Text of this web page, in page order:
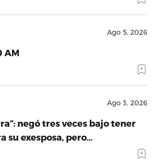
Ago 5, 2026
AM
Ago 3, 2026
negó tres veces bajo tener
su exesposa, pero…